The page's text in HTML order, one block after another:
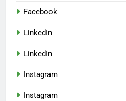
Facebook
LinkedIn
LinkedIn
Instagram
Instagram